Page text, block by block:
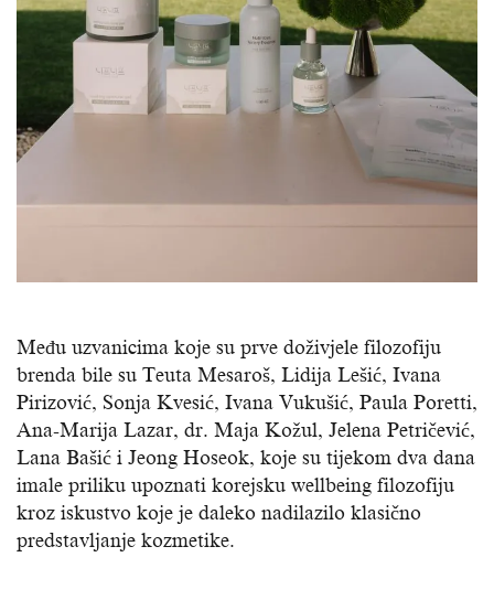
Među uzvanicima koje su prve doživjele filozofiju
brenda bile su Teuta Mesaroš, Lidija Lešić, Ivana
Pirizović, Sonja Kvesić, Ivana Vukušić, Paula Poretti,
Ana-Marija Lazar, dr. Maja Kožul, Jelena Petričević,
Lana Bašić i Jeong Hoseok, koje su tijekom dva dana
imale priliku upoznati korejsku wellbeing filozofiju
kroz iskustvo koje je daleko nadilazilo klasično
predstavljanje kozmetike.